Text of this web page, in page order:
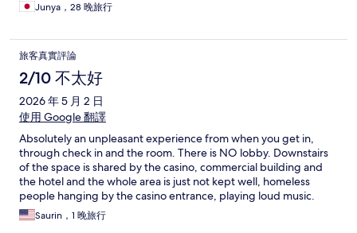
Junya，28 晚旅行
旅客真實評論
2/10 不太好
2026 年 5 月 2 日
使用 Google 翻譯
Absolutely an unpleasant experience from when you get in,
through check in and the room. There is NO lobby. Downstairs
of the space is shared by the casino, commercial building and
the hotel and the whole area is just not kept well, homeless
people hanging by the casino entrance, playing loud music.
Once you skip past the entrance and elevator to the 13th floor
where the check in desk is, you hope it will get better. Hotel
Saurin，1 晚旅行